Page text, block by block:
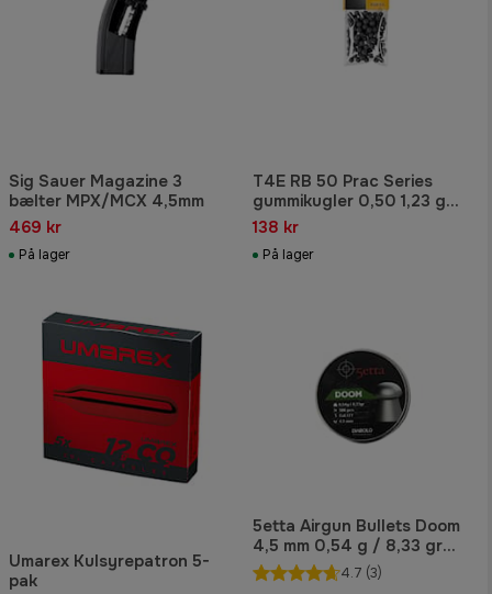
Sig Sauer Magazine 3
bælter MPX/MCX 4,5mm
469 kr
På lager
T4E RB 50 Prac Series
gummikugler 0,50 1,23 g
100-pak.
138 kr
På lager
Umarex Kulsyrepatron 5-
pak
5etta Airgun Bullets Doom
4,5 mm 0,54 g / 8,33 gr
500 stk.
4.7 (3)